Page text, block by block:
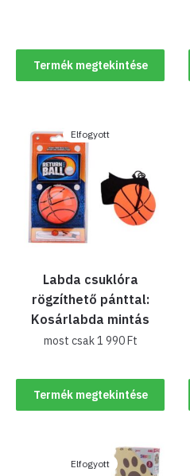
Termék megtekintése
Elfogyott
Labda csuklóra
rögzíthető pánttal:
Kosárlabda mintás
most csak1 990Ft
Termék megtekintése
Elfogyott